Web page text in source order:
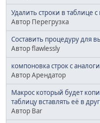
Удалить строки в таблице
Автор Перегрузка
Составить процедуру для
Автор flawlessly
компоновка строк с
Автор Арендатор
Макрос который будет
таблицу вставлять её в
Автор Bar